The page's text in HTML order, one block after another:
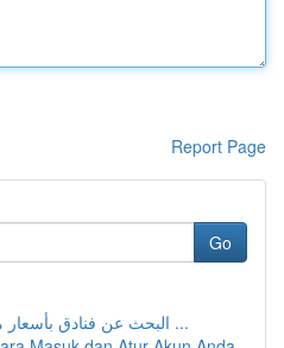
Report Page
Go
البحث عن فنادق بأسعار معقولة : دليلك لأرخص ...